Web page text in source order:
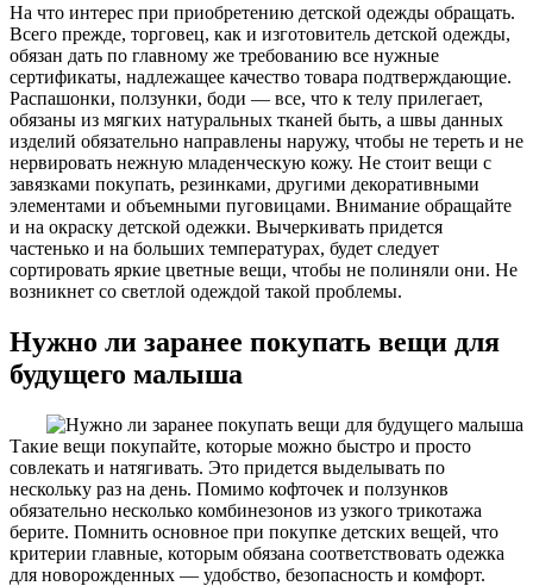
На что интерес при приобретению детской одежды обращать.
Всего прежде, торговец, как и изготовитель детской одежды,
обязан дать по главному же требованию все нужные
сертификаты, надлежащее качество товара подтверждающие.
Распашонки, ползунки, боди — все, что к телу прилегает,
обязаны из мягких натуральных тканей быть, а швы данных
изделий обязательно направлены наружу, чтобы не тереть и не
нервировать нежную младенческую кожу. Не стоит вещи с
завязками покупать, резинками, другими декоративными
элементами и объемными пуговицами. Внимание обращайте
и на окраску детской одежки. Вычеркивать придется
частенько и на больших температурах, будет следует
сортировать яркие цветные вещи, чтобы не полиняли они. Не
возникнет со светлой одеждой такой проблемы.
Нужно ли заранее покупать вещи для
будущего малыша
Такие вещи покупайте, которые можно быстро и просто
совлекать и натягивать. Это придется выделывать по
нескольку раз на день. Помимо кофточек и ползунков
обязательно несколько комбинезонов из узкого трикотажа
берите. Помнить основное при покупке детских вещей, что
критерии главные, которым обязана соответствовать одежка
для новорожденных — удобство, безопасность и комфорт.